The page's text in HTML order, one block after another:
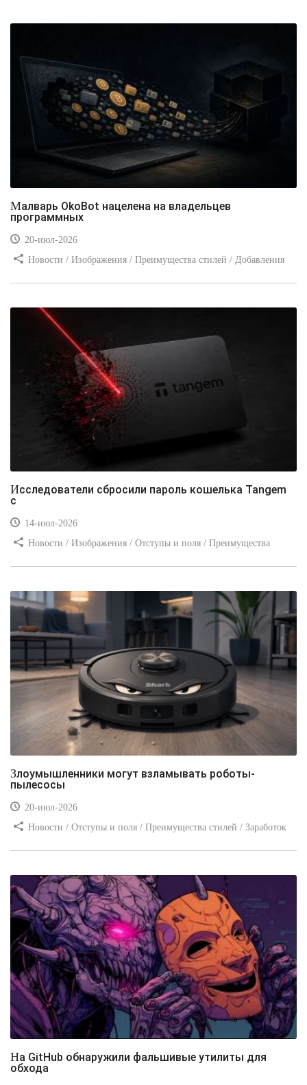
Малварь OkoBot нацелена на владельцев
программных
20-июл-2026
Новости / Изображения / Преимущества стилей / Добавления
Исследователи сбросили пароль кошелька Tangem
с
14-июл-2026
Новости / Изображения / Отступы и поля / Преимущества
Злоумышленники могут взламывать роботы-
пылесосы
20-июл-2026
Новости / Отступы и поля / Преимущества стилей / Заработок
На GitHub обнаружили фальшивые утилиты для
обхода